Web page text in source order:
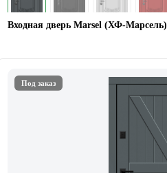
Входная дверь Marsel (ХФ-Марсель)
Под заказ